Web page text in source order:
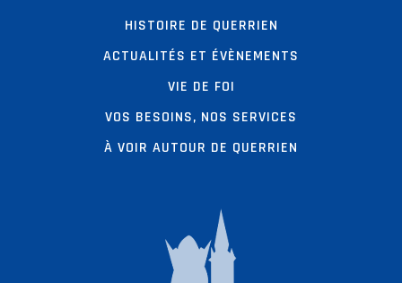
HISTOIRE DE QUERRIEN
ACTUALITÉS ET ÉVÈNEMENTS
VIE DE FOI
VOS BESOINS, NOS SERVICES
À VOIR AUTOUR DE QUERRIEN